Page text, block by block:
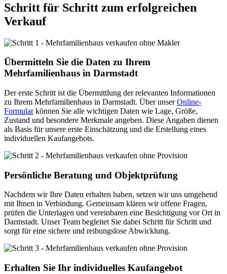
Schritt für Schritt zum erfolgreichen
Verkauf
Übermitteln Sie die Daten zu Ihrem
Mehrfamilienhaus in Darmstadt
Der erste Schritt ist die Übermittlung der relevanten Informationen
zu Ihrem Mehrfamilienhaus in Darmstadt. Über unserOnline-
Formularkönnen Sie alle wichtigen Daten wie Lage, Größe,
Zustand und besondere Merkmale angeben. Diese Angaben dienen
als Basis für unsere erste Einschätzung und die Erstellung eines
individuellen Kaufangebots.
Persönliche Beratung und Objektprüfung
Nachdem wir Ihre Daten erhalten haben, setzen wir uns umgehend
mit Ihnen in Verbindung. Gemeinsam klären wir offene Fragen,
prüfen die Unterlagen und vereinbaren eine Besichtigung vor Ort in
Darmstadt. Unser Team begleitet Sie dabei Schritt für Schritt und
sorgt für eine sichere und reibungslose Abwicklung.
Erhalten Sie Ihr individuelles Kaufangebot